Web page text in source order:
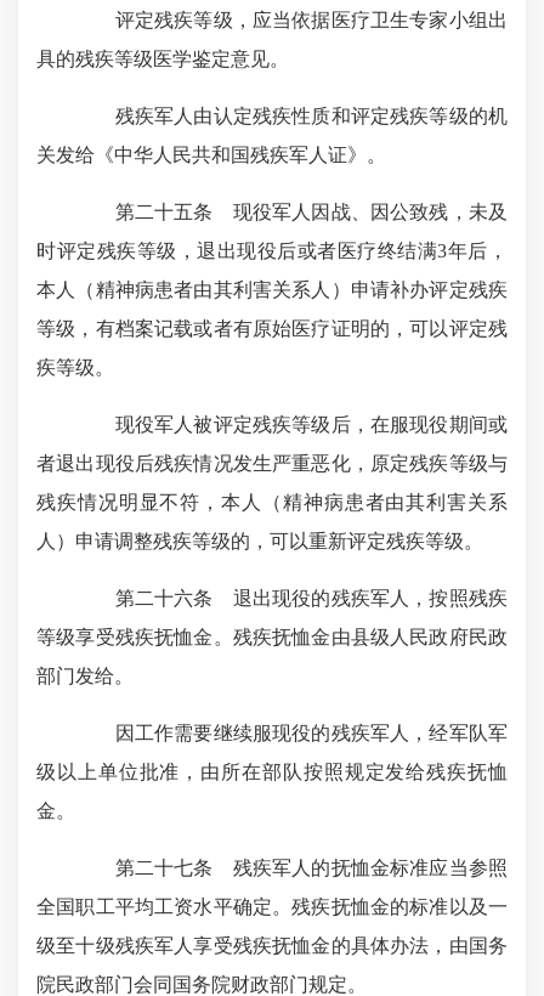
评定残疾等级，应当依据医疗卫生专家小组出
具的残疾等级医学鉴定意见。
残疾军人由认定残疾性质和评定残疾等级的机
关发给《中华人民共和国残疾军人证》。
第二十五条 现役军人因战、因公致残，未及
时评定残疾等级，退出现役后或者医疗终结满3年后，
本人（精神病患者由其利害关系人）申请补办评定残疾
等级，有档案记载或者有原始医疗证明的，可以评定残
疾等级。
现役军人被评定残疾等级后，在服现役期间或
者退出现役后残疾情况发生严重恶化，原定残疾等级与
残疾情况明显不符，本人（精神病患者由其利害关系
人）申请调整残疾等级的，可以重新评定残疾等级。
第二十六条 退出现役的残疾军人，按照残疾
等级享受残疾抚恤金。残疾抚恤金由县级人民政府民政
部门发给。
因工作需要继续服现役的残疾军人，经军队军
级以上单位批准，由所在部队按照规定发给残疾抚恤
金。
第二十七条 残疾军人的抚恤金标准应当参照
全国职工平均工资水平确定。残疾抚恤金的标准以及一
级至十级残疾军人享受残疾抚恤金的具体办法，由国务
院民政部门会同国务院财政部门规定。